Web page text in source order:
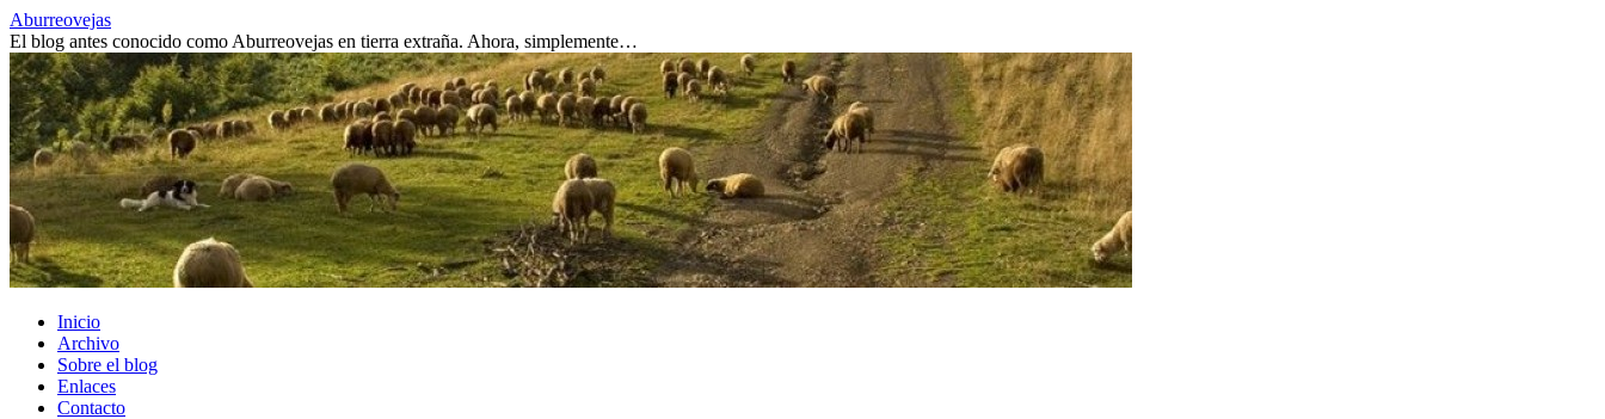
Saltar
al
contenido
Aburreovejas
El blog antes conocido como Aburreovejas en tierra extraña. Ahora, simplemente…
Inicio
Archivo
Sobre el blog
Enlaces
Contacto